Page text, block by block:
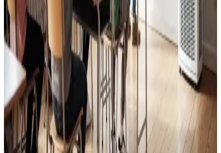
Skoleventilation
Frisk luft og bedre koncentration i skoler og institutioner
i Struer.